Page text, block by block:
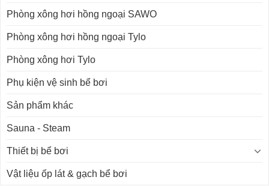
Phòng xông hơi hồng ngoại SAWO
Phòng xông hơi hồng ngoại Tylo
Phòng xông hơi Tylo
Phụ kiện vệ sinh bể bơi
Sản phẩm khác
Sauna - Steam
Thiết bị bể bơi
Vật liệu ốp lát & gạch bể bơi